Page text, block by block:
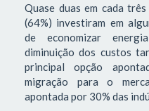
Quase duas em cada três
(64%) investiram em
de economizar
diminuição dos custos
principal opção
migração para o
apontada por 30% das